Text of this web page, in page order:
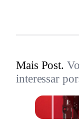
Mais Post.
interessar